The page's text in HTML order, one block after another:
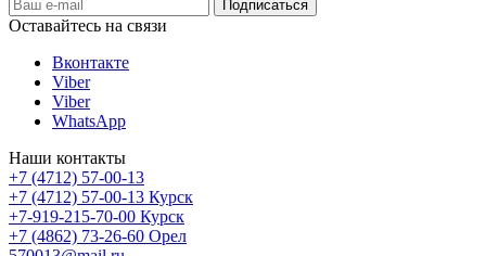
Оставайтесь на связи
Вконтакте
Viber
Viber
WhatsApp
Наши контакты
+7 (4712) 57-00-13
+7 (4712) 57-00-13 Курск
+7-919-215-70-00 Курск
+7 (4862) 73-26-60 Орел